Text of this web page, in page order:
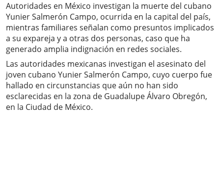
Autoridades en México investigan la muerte del cubano
Yunier Salmerón Campo, ocurrida en la capital del país,
mientras familiares señalan como presuntos implicados
a su expareja y a otras dos personas, caso que ha
generado amplia indignación en redes sociales.
Las autoridades mexicanas investigan el asesinato del
joven cubano Yunier Salmerón Campo, cuyo cuerpo fue
hallado en circunstancias que aún no han sido
esclarecidas en la zona de Guadalupe Álvaro Obregón,
en la Ciudad de México.